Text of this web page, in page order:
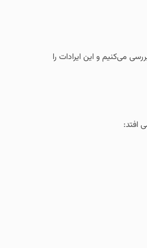
می‌کنیم و این ایرادات را
افتد: